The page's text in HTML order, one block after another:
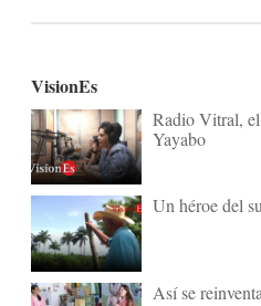
VisionEs
Radio Vitral,
Yayabo
Un héroe del
Así se